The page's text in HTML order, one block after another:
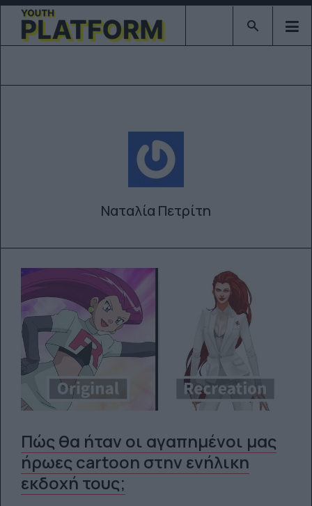
Type 2 or
Ναταλία Πετρίτη
Πώς θα ήταν οι αγαπημένοι μας
ήρωες cartoon στην ενήλικη
εκδοχή τους;